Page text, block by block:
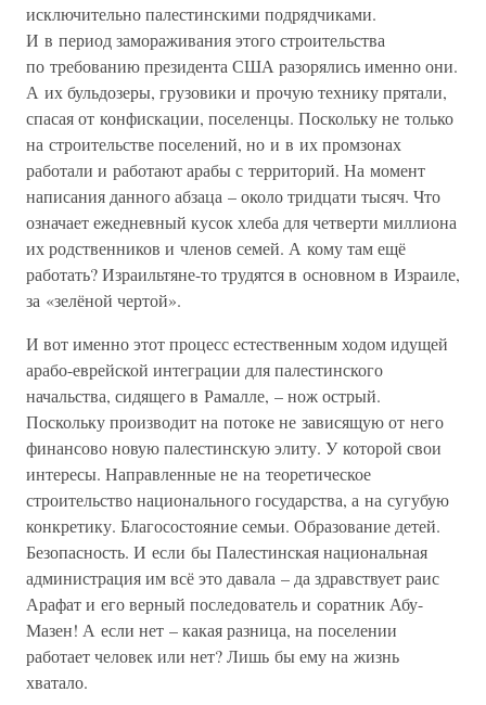
исключительно палестинскими подрядчиками.
И в период замораживания этого строительства
по требованию президента США разорялись именно они.
А их бульдозеры, грузовики и прочую технику прятали,
спасая от конфискации, поселенцы. Поскольку не только
на строительстве поселений, но и в их промзонах
работали и работают арабы с территорий. На момент
написания данного абзаца – около тридцати тысяч. Что
означает ежедневный кусок хлеба для четверти миллиона
их родственников и членов семей. А кому там ещё
работать? Израильтяне-то трудятся в основном в Израиле,
за «зелёной чертой».
И вот именно этот процесс естественным ходом идущей
арабо-еврейской интеграции для палестинского
начальства, сидящего в Рамалле, – нож острый.
Поскольку производит на потоке не зависящую от него
финансово новую палестинскую элиту. У которой свои
интересы. Направленные не на теоретическое
строительство национального государства, а на сугубую
конкретику. Благосостояние семьи. Образование детей.
Безопасность. И если бы Палестинская национальная
администрация им всё это давала – да здравствует раис
Арафат и его верный последователь и соратник Абу-
Мазен! А если нет – какая разница, на поселении
работает человек или нет? Лишь бы ему на жизнь
хватало.